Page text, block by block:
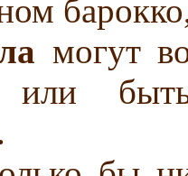
могут
или